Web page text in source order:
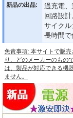
新品の出品:
過充電
回路設計
サイクル
長時間で
免責事項: 本サイトで販
り、どのメーカーのもの
は、製品が対応できる機
ません。